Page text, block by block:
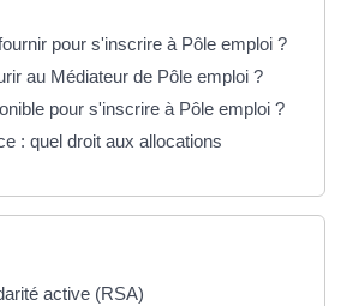
pour s'inscrire à Pôle emploi ?
au Médiateur de Pôle emploi ?
pour s'inscrire à Pôle emploi ?
: quel droit aux allocations
active (RSA)